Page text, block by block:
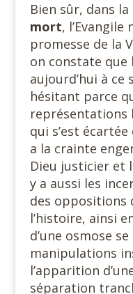
Bien sûr, dans la
mort,
promesse de la
on constate que
aujourd’hui à
hésitant parce
représentations
qui s’est
a la crainte
Dieu justicier et
y a aussi les
des oppositions
l’histoire, ainsi
d’une osmose
manipulations
l’apparition
séparation